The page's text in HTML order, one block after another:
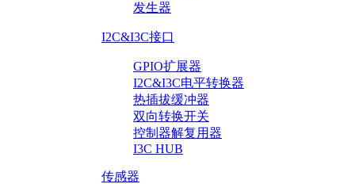
发生器
I2C&I3C接口
GPIO扩展器
I2C&I3C电平转换器
热插拔缓冲器
双向转换开关
控制器解复用器
I3C HUB
传感器